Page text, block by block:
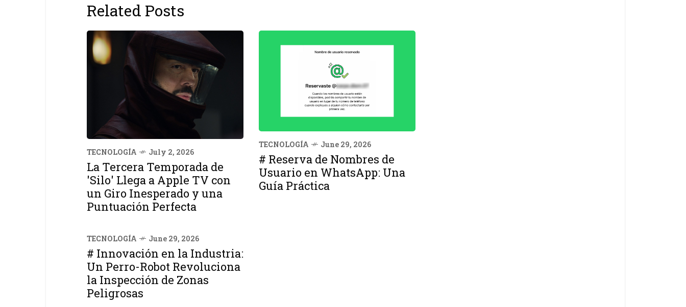
Related Posts
TECNOLOGÍA July 2, 2026
La Tercera Temporada de
'Silo' Llega a Apple TV con
un Giro Inesperado y una
Puntuación Perfecta
TECNOLOGÍA June 29, 2026
# Reserva de Nombres de
Usuario en WhatsApp: Una
Guía Práctica
TECNOLOGÍA June 29, 2026
# Innovación en la Industria:
Un Perro-Robot Revoluciona
la Inspección de Zonas
Peligrosas